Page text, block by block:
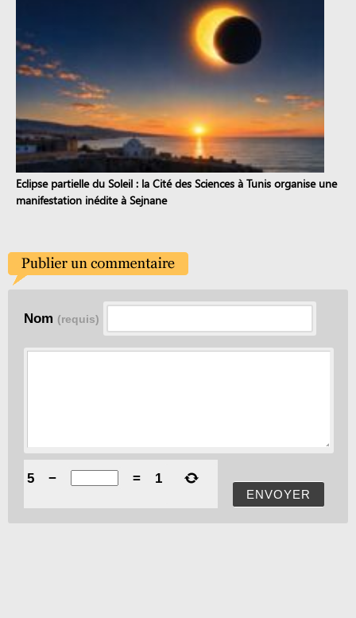
Eclipse partielle du Soleil : la Cité des Sciences à Tunis organise une
manifestation inédite à Sejnane
Nom (requis)
ENVOYER
5 − = 1